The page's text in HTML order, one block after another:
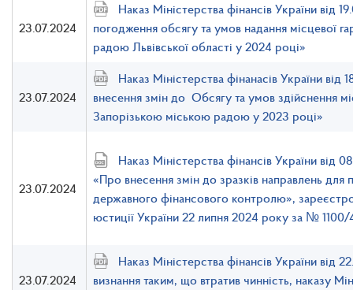
23.07.2024
Наказ Міністерства фінансів України від
погодження обсягу та умов надання місцевої
радою Львівської області у 2024 році»
23.07.2024
Наказ Міністерства фінанасів України
внесення змін до Обсягу та умов здійснення
Запорізькою міською радою у 2023 році»
23.07.2024
Наказ Міністерства фінансів України
«Про внесення змін до зразків направлень для
державного фінансового контролю»,
юстиції України 22 липня 2024 року за №
23.07.2024
Наказ Міністерства фінансів України
визнання таким, що втратив чинність, наказу